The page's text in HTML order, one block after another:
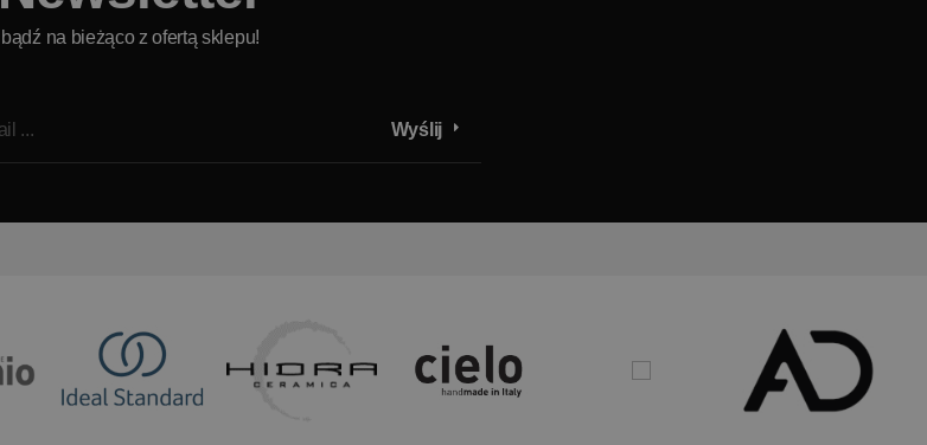
bądź na bieżąco z ofertą sklepu!
Wyślij